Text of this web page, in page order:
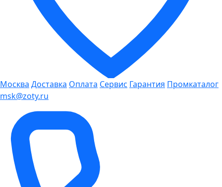
Москва Доставка Оплата Сервис Гарантия Промкаталог
msk@zoty.ru